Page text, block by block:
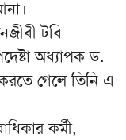
টবি
অধ্যাপক ড.
গেলে তিনি এ
কর্মী,